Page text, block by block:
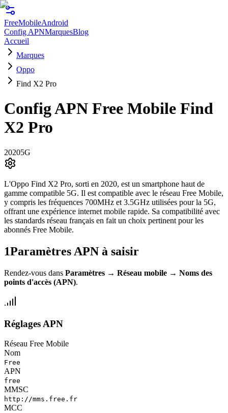
FreeMobileAndroid
Config APNMarquesBlog
Accueil
Marques
Oppo
Find X2 Pro
Config APN Free Mobile Find
X2 Pro
20205G
L'Oppo Find X2 Pro, sorti en 2020, est un smartphone haut de
gamme compatible 5G. Il est compatible avec le réseau Free Mobile,
y compris les fréquences 700MHz et 3.5GHz utilisées pour la 5G,
offrant une expérience internet mobile rapide. Sa compatibilité avec
les standards réseau français en fait un choix pertinent pour les
abonnés Free Mobile.
1Paramètres APN à saisir
Rendez-vous dans Paramètres → Réseau mobile → Noms des
points d'accès (APN).
Réglages APN
Réseau Free Mobile
Nom
Free
APN
free
MMSC
http://mms.free.fr
MCC